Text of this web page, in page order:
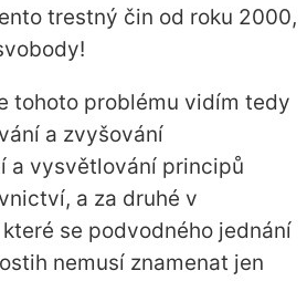
trestný čin od roku 2000,
tohoto problému vidím tedy
a zvyšování
a vysvětlování principů
a za druhé v
se podvodného jednání
nemusí znamenat jen